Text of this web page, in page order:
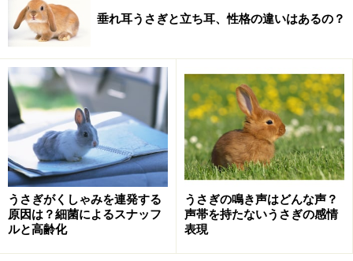
うさぎが食べられる野草・植物2：オオバコ
オオバコ。葉に縦のすじがある
垂れ耳うさぎと立ち耳、性格の違いはあるの？
うさぎがくしゃみを連発する
原因は？細菌によるスナッフ
ルと高齢化
うさぎの鳴き声はどんな声？
声帯を持たないうさぎの感情
表現